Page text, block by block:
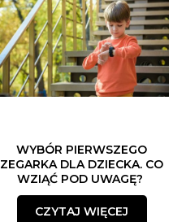
WYBÓR PIERWSZEGO
ZEGARKA DLA DZIECKA. CO
WZIĄĆ POD UWAGĘ?
CZYTAJ WIĘCEJ